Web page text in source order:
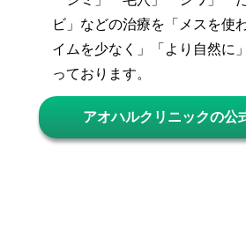
ビ」などの治療を「メスを使
イムを少なく」「より自然に
っております。
アオハルクリニックの公